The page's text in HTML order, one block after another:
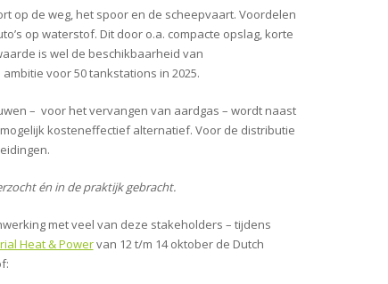
op de weg, het spoor en de scheepvaart. Voordelen
op waterstof. Dit door o.a. compacte opslag, korte
is wel de beschikbaarheid van
voor 50 tankstations in 2025.
– voor het vervangen van aardgas – wordt naast
kosteneffectief alternatief. Voor de distributie
én in de praktijk gebracht.
met veel van deze stakeholders – tijdens
Heat & Powervan 12 t/m 14 oktober de Dutch